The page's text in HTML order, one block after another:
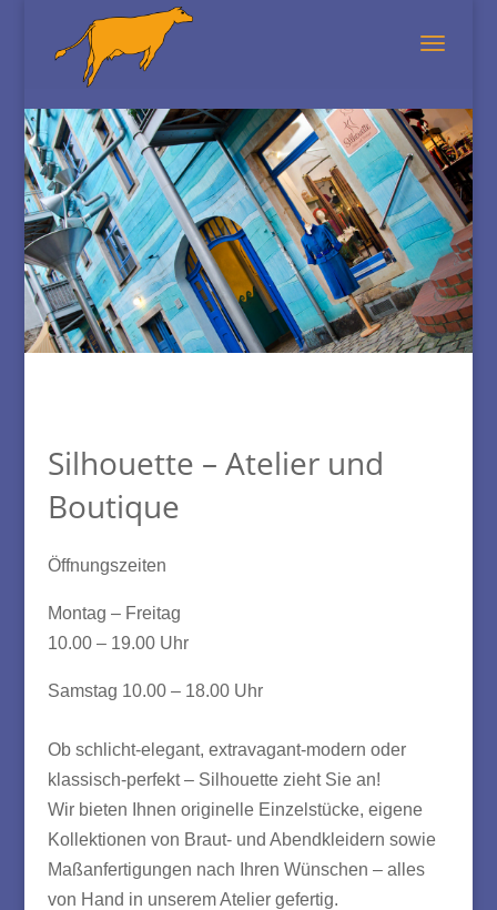
Silhouette – Atelier und
Boutique
Öffnungszeiten
Montag – Freitag
10.00 – 19.00 Uhr
Samstag 10.00 – 18.00 Uhr
Ob schlicht-elegant, extravagant-modern oder
klassisch-perfekt – Silhouette zieht Sie an!
Wir bieten Ihnen originelle Einzelstücke, eigene
Kollektionen von Braut- und Abendkleidern sowie
Maßanfertigungen nach Ihren Wünschen – alles
von Hand in unserem Atelier gefertig.